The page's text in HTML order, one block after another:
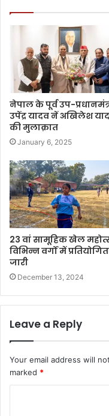
नेपाल के पूर्व उप-
उपेंद्र यादव नें अखिलेश
की मुलाक़ात
January 6, 2025
23 वां सामूहिक खेल
विभिन्न वर्गों में
जारी
December 13, 2024
Leave a Reply
Your email address will
marked *